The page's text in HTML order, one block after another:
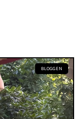
BLOGGEN